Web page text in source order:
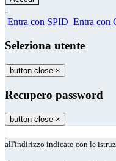
-
Entra con SPID Entra con
Seleziona utente
button close ×
Recupero password
button close ×
all'indirizzo indicato con le